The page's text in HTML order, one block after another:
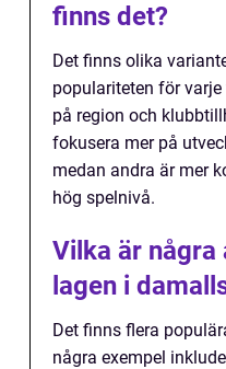
finns det?
Det finns olika
populariteten för
på region och
fokusera mer på
medan andra är mer
hög spelnivå.
Vilka är några
lagen i
Det finns flera
några exempel